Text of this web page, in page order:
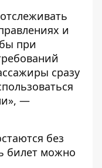
и
при
сразу
—
без
билет можно